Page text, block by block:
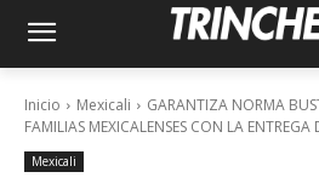
Inicio Mexicali
GARANTIZA NORMA
FAMILIAS MEXICALENSES CON LA ENTREGA
Mexicali